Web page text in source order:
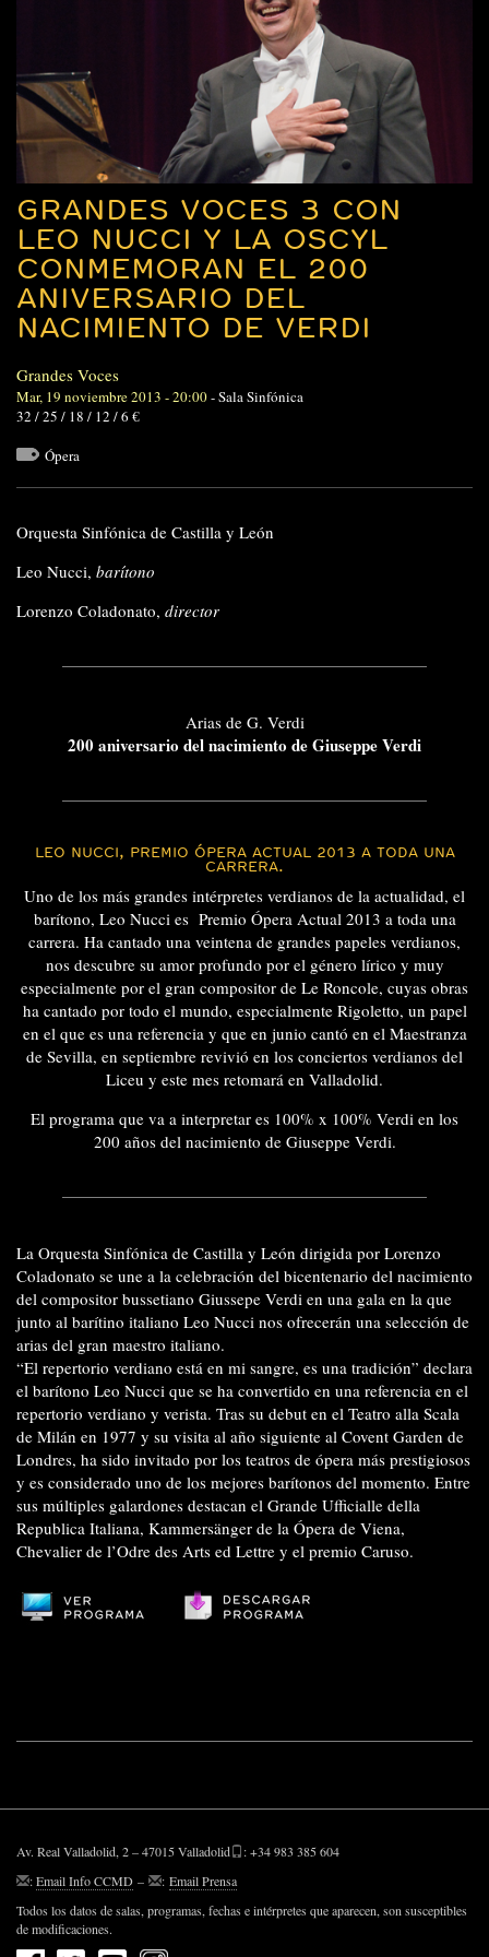
GRANDES VOCES 3 CON
LEO NUCCI Y LA OSCYL
CONMEMORAN EL 200
ANIVERSARIO DEL
NACIMIENTO DE VERDI
Grandes Voces
Mar, 19 noviembre 2013 - 20:00-Sala Sinfónica
32 / 25 / 18 / 12 / 6 €
Ópera
Orquesta Sinfónica de Castilla y León
Leo Nucci, barítono
Lorenzo Coladonato, director
Arias de G. Verdi
200 aniversario del nacimiento de Giuseppe Verdi
LEO NUCCI, PREMIO ÓPERA ACTUAL 2013 A TODA UNA
CARRERA.
Uno de los más grandes intérpretes verdianos de la actualidad, el
barítono, Leo Nucci es Premio Ópera Actual 2013 a toda una
carrera. Ha cantado una veintena de grandes papeles verdianos,
nos descubre su amor profundo por el género lírico y muy
especialmente por el gran compositor de Le Roncole, cuyas obras
ha cantado por todo el mundo, especialmente Rigoletto, un papel
en el que es una referencia y que en junio cantó en el Maestranza
de Sevilla, en septiembre revivió en los conciertos verdianos del
Liceu y este mes retomará en Valladolid.
El programa que va a interpretar es 100% x 100% Verdi en los
200 años del nacimiento de Giuseppe Verdi.
La Orquesta Sinfónica de Castilla y León dirigida por Lorenzo
Coladonato se une a la celebración del bicentenario del nacimiento
del compositor bussetiano Giussepe Verdi en una gala en la que
junto al barítino italiano Leo Nucci nos ofrecerán una selección de
arias del gran maestro italiano.
“El repertorio verdiano está en mi sangre, es una tradición” declara
el barítono Leo Nucci que se ha convertido en una referencia en el
repertorio verdiano y verista. Tras su debut en el Teatro alla Scala
de Milán en 1977 y su visita al año siguiente al Covent Garden de
Londres, ha sido invitado por los teatros de ópera más prestigiosos
y es considerado uno de los mejores barítonos del momento. Entre
sus múltiples galardones destacan el Grande Ufficialle della
Republica Italiana, Kammersänger de la Ópera de Viena,
Chevalier de l’Odre des Arts ed Lettre y el premio Caruso.
Av. Real Valladolid, 2 – 47015 Valladolid
: +34 983 385 604
:Email Info CCMD – : Email Prensa
Todos los datos de salas, programas, fechas e intérpretes que aparecen, son susceptibles
de modificaciones.